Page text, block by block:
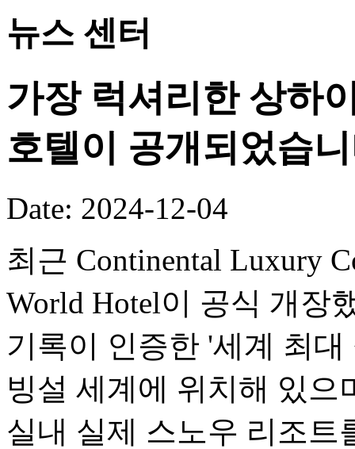
뉴스 센터
가장 럭셔리한 상하
호텔이 공개되었습
Date: 2024-12-04
최근 Continental Luxury
World Hotel이 공식 개장
기록이 인증한 '세계 최
빙설 세계에 위치해 있으
실내 실제 스노우 리조트